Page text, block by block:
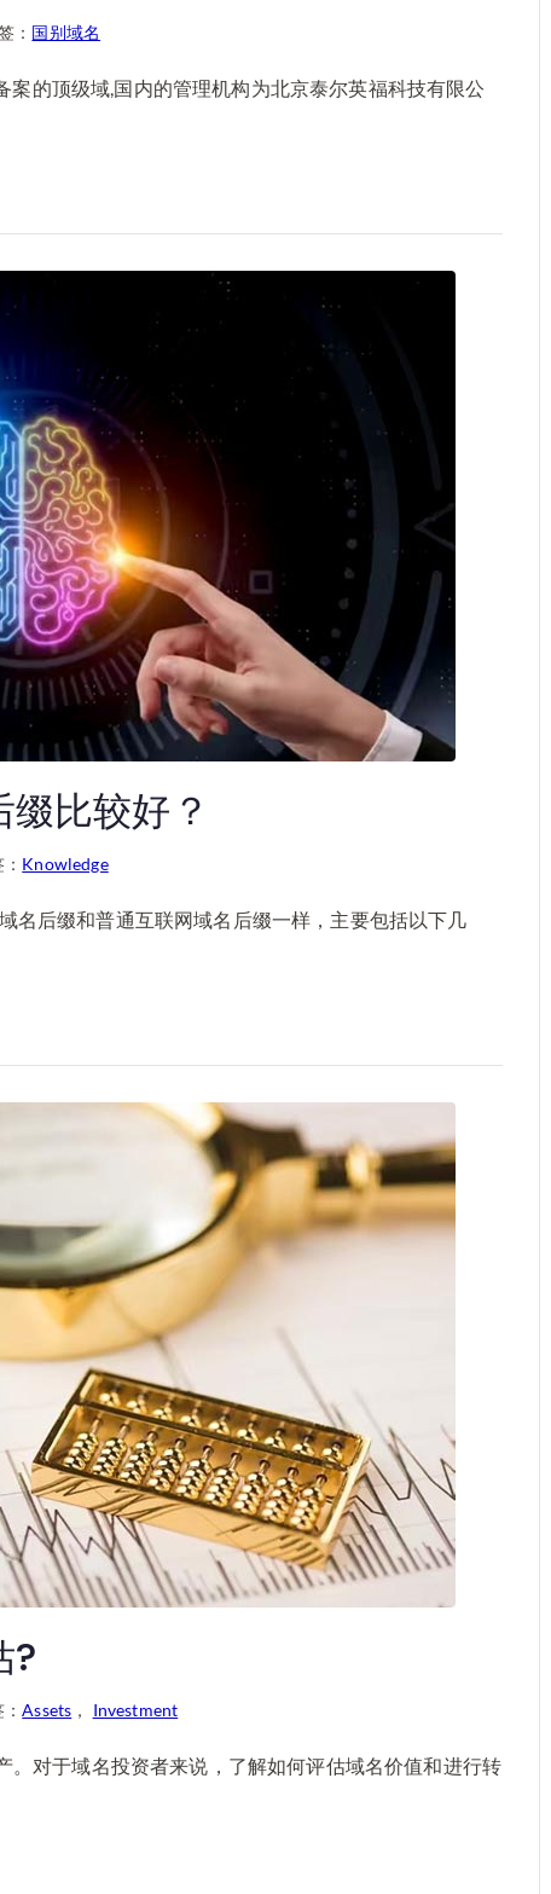
： 国别域名
的顶级域,国内的管理机构为北京泰尔英福科技有限公
比较好？
Knowledge
名后缀和普通互联网域名后缀一样，主要包括以下几
?
：Assets ， Investment
对于域名投资者来说，了解如何评估域名价值和进行转